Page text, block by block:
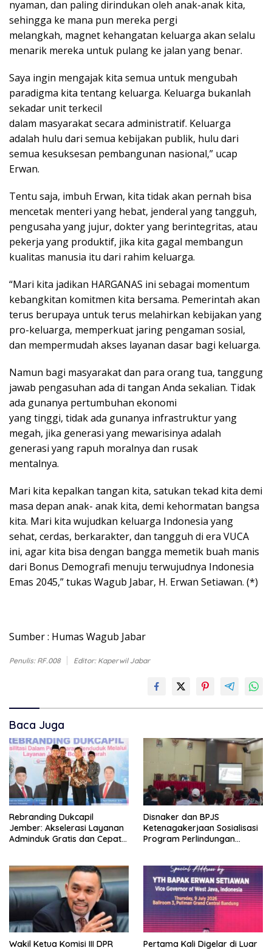
nyaman, dan paling dirindukan oleh anak-anak kita,
sehingga ke mana pun mereka pergi
melangkah, magnet kehangatan keluarga akan selalu
menarik mereka untuk pulang ke jalan yang benar.
Saya ingin mengajak kita semua untuk mengubah
paradigma kita tentang keluarga. Keluarga bukanlah
sekadar unit terkecil
dalam masyarakat secara administratif. Keluarga
adalah hulu dari semua kebijakan publik, hulu dari
semua kesuksesan pembangunan nasional,” ucap
Erwan.
Tentu saja, imbuh Erwan, kita tidak akan pernah bisa
mencetak menteri yang hebat, jenderal yang tangguh,
pengusaha yang jujur, dokter yang berintegritas, atau
pekerja yang produktif, jika kita gagal membangun
kualitas manusia itu dari rahim keluarga.
“Mari kita jadikan HARGANAS ini sebagai momentum
kebangkitan komitmen kita bersama. Pemerintah akan
terus berupaya untuk terus melahirkan kebijakan yang
pro-keluarga, memperkuat jaring pengaman sosial,
dan mempermudah akses layanan dasar bagi keluarga.
Namun bagi masyarakat dan para orang tua, tanggung
jawab pengasuhan ada di tangan Anda sekalian. Tidak
ada gunanya pertumbuhan ekonomi
yang tinggi, tidak ada gunanya infrastruktur yang
megah, jika generasi yang mewarisinya adalah
generasi yang rapuh moralnya dan rusak
mentalnya.
Mari kita kepalkan tangan kita, satukan tekad kita demi
masa depan anak- anak kita, demi kehormatan bangsa
kita. Mari kita wujudkan keluarga Indonesia yang
sehat, cerdas, berkarakter, dan tangguh di era VUCA
ini, agar kita bisa dengan bangga memetik buah manis
dari Bonus Demografi menuju terwujudnya Indonesia
Emas 2045,” tukas Wagub Jabar, H. Erwan Setiawan. (*)
Sumber : Humas Wagub Jabar
Penulis: RF.008 Editor: Kaperwil Jabar
Baca Juga
Rebranding Dukcapil
Jember: Akselerasi Layanan
Adminduk Gratis dan Cepat
Disnaker dan BPJS
Ketenagakerjaan Sosialisasi
Program Perlindungan
Wakil Ketua Komisi III DPR
Pertama Kali Digelar di Luar